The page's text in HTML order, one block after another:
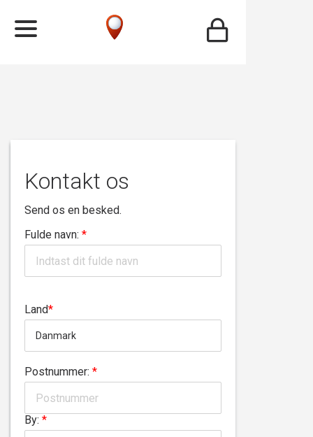
Kontakt os
Send os en besked.
Fulde navn: *
Land*
Postnummer: *
By: *